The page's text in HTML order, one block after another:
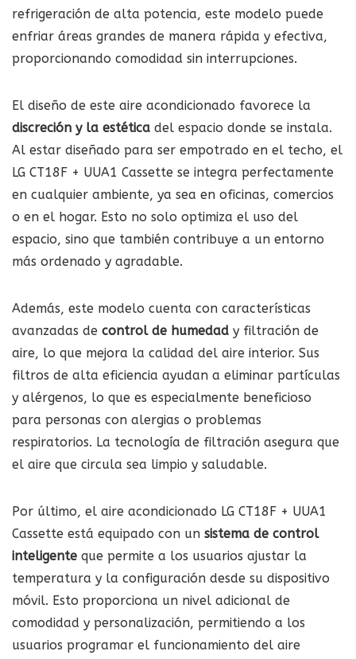
refrigeración de alta potencia, este modelo puede
enfriar áreas grandes de manera rápida y efectiva,
proporcionando comodidad sin interrupciones.
El diseño de este aire acondicionado favorece la
discreción y la estética del espacio donde se instala.
Al estar diseñado para ser empotrado en el techo, el
LG CT18F + UUA1 Cassette se integra perfectamente
en cualquier ambiente, ya sea en oficinas, comercios
o en el hogar. Esto no solo optimiza el uso del
espacio, sino que también contribuye a un entorno
más ordenado y agradable.
Además, este modelo cuenta con características
avanzadas de control de humedad y filtración de
aire, lo que mejora la calidad del aire interior. Sus
filtros de alta eficiencia ayudan a eliminar partículas
y alérgenos, lo que es especialmente beneficioso
para personas con alergias o problemas
respiratorios. La tecnología de filtración asegura que
el aire que circula sea limpio y saludable.
Por último, el aire acondicionado LG CT18F + UUA1
Cassette está equipado con un sistema de control
inteligente que permite a los usuarios ajustar la
temperatura y la configuración desde su dispositivo
móvil. Esto proporciona un nivel adicional de
comodidad y personalización, permitiendo a los
usuarios programar el funcionamiento del aire